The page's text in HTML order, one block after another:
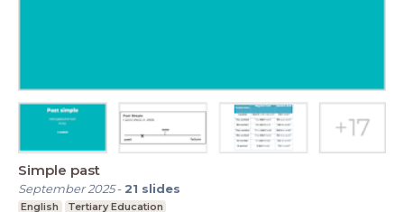
Simple past
September 2025- 21 slides
English Tertiary Education